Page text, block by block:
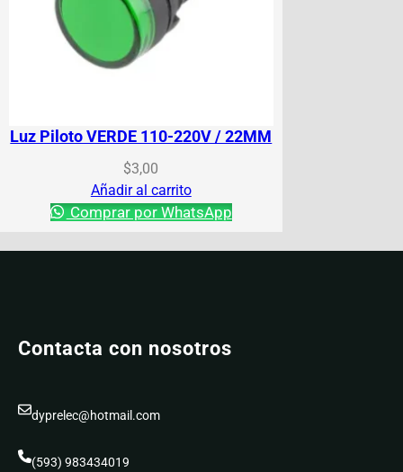
Luz Piloto VERDE 110-220V / 22MM
$3,00
Añadir al carrito
Comprar por WhatsApp
Contacta con nosotros
dyprelec@hotmail.com
(593) 983434019